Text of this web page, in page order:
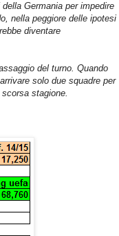
Germania per impedire
nella peggiore delle ipotesi
diventare
del turno. Quando
solo due squadre per
stagione.